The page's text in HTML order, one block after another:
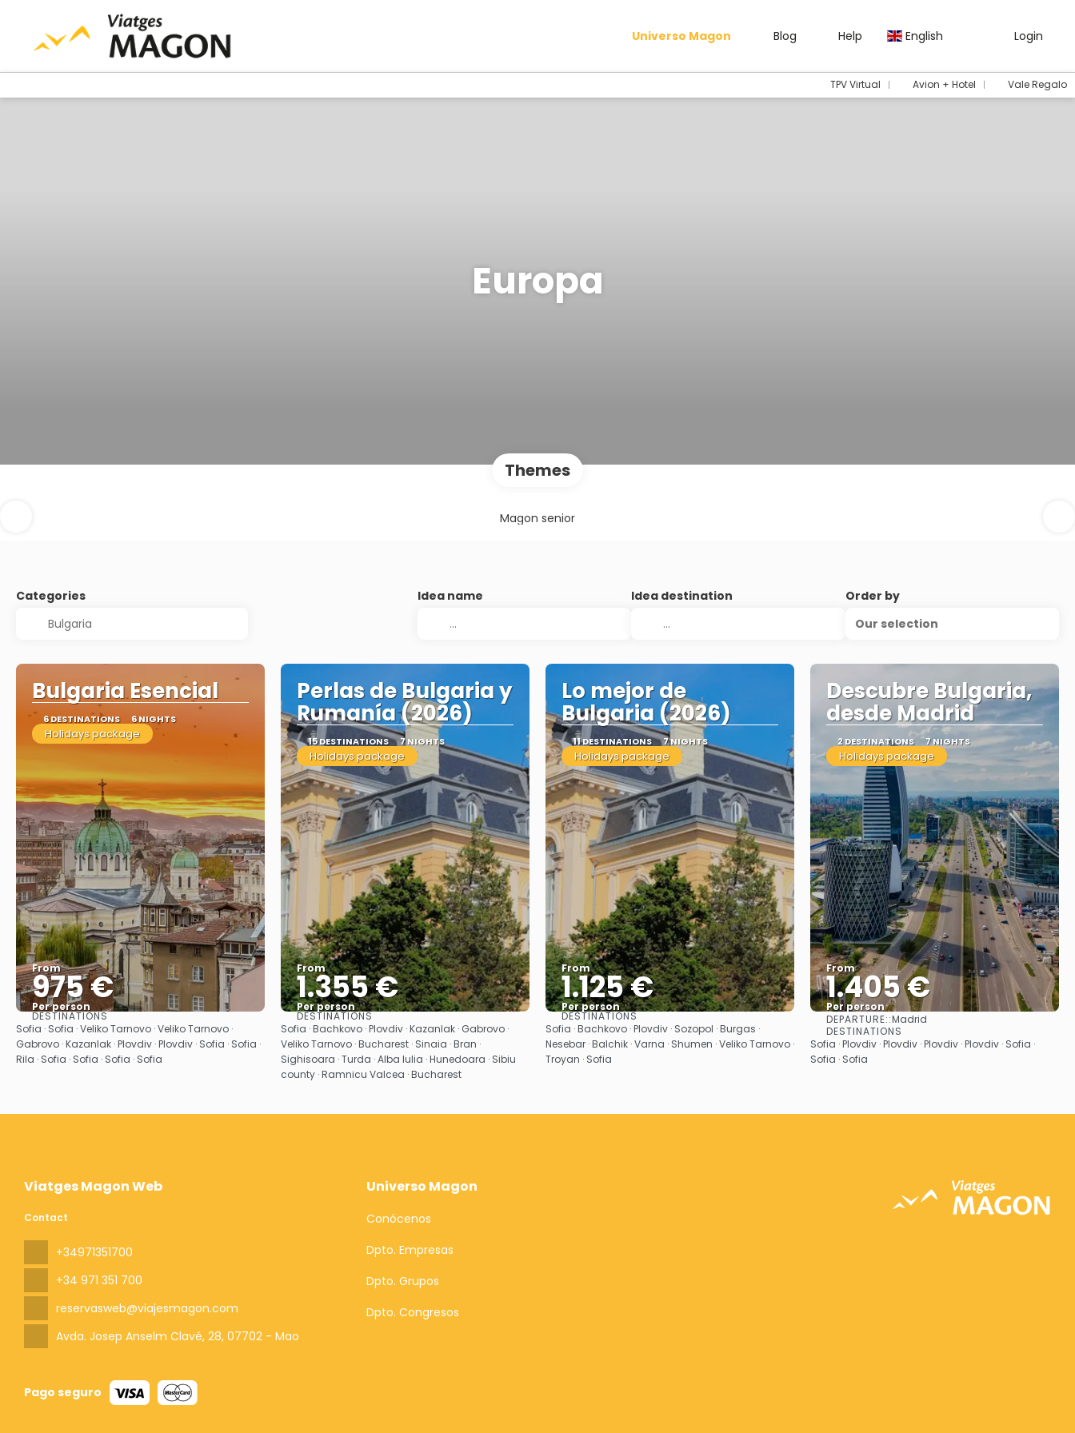
Universo Magon Blog Help English Login
TPV Virtual Avion + Hotel Vale Regalo
Europa
Themes
Magon senior
Categories Idea name Idea destination
Order by
Our selection
Bulgaria Esencial
6 DESTINATIONS 6 NIGHTS
Holidays package
From
975 €
Per person
See
DESTINATIONS
Sofia · Sofia · Veliko Tarnovo · Veliko Tarnovo ·
Gabrovo · Kazanlak · Plovdiv · Plovdiv · Sofia · Sofia ·
Rila · Sofia · Sofia · Sofia · Sofia
Perlas de Bulgaria y
Rumanía (2026)
15 DESTINATIONS 7 NIGHTS
Holidays package
From
1.355 €
Per person
See
DESTINATIONS
Sofia · Bachkovo · Plovdiv · Kazanlak · Gabrovo ·
Veliko Tarnovo · Bucharest · Sinaia · Bran ·
Sighisoara · Turda · Alba Iulia · Hunedoara · Sibiu
county · Ramnicu Valcea · Bucharest
Lo mejor de
Bulgaria (2026)
11 DESTINATIONS 7 NIGHTS
Holidays package
From
1.125 €
Per person
See
DESTINATIONS
Sofia · Bachkovo · Plovdiv · Sozopol · Burgas ·
Nesebar · Balchik · Varna · Shumen · Veliko Tarnovo ·
Troyan · Sofia
Descubre Bulgaria,
desde Madrid
2 DESTINATIONS 7 NIGHTS
Holidays package
From
1.405 €
Per person
See
DEPARTURE::Madrid
DESTINATIONS
Sofia · Plovdiv · Plovdiv · Plovdiv · Plovdiv · Sofia ·
Sofia · Sofia
Viatges Magon Web
Contact
+34971351700
+34 971 351 700
reservasweb@viajesmagon.com
Avda. Josep Anselm Clavé, 28, 07702 - Mao
Pago seguro
Universo Magon
Conócenos
Dpto. Empresas
Dpto. Grupos
Dpto. Congresos